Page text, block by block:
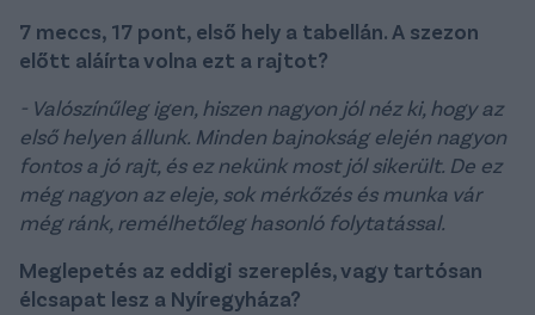
7 meccs, 17 pont, első hely a tabellán. A szezon
előtt aláírta volna ezt a rajtot?
- Valószínűleg igen, hiszen nagyon jól néz ki, hogy az
első helyen állunk. Minden bajnokság elején nagyon
fontos a jó rajt, és ez nekünk most jól sikerült. De ez
még nagyon az eleje, sok mérkőzés és munka vár
még ránk, remélhetőleg hasonló folytatással.
Meglepetés az eddigi szereplés, vagy tartósan
élcsapat lesz a Nyíregyháza?